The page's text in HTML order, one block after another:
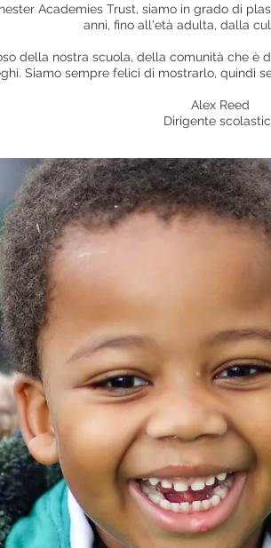
Academies Trust, siamo in grado di
anni, fino all'età adulta, dalla
della nostra scuola, della comunità che è
Siamo sempre felici di mostrarlo, quindi
Alex Reed
Dirigente